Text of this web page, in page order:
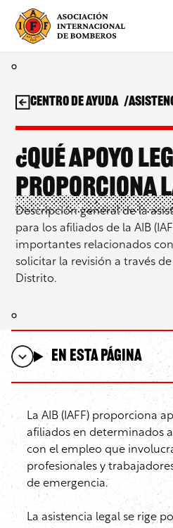
Saltar
contenido
¿Qué apoyo
proporciona
Descripción general de la
para los afiliados de la AIB
importantes relacionados
solicitar la revisión a través
Distrito.
Centro de ayuda
En esta página
La AIB (IAFF) proporciona
afiliados en determinados
con el empleo que
profesionales y
de emergencia.
La asistencia legal se rige